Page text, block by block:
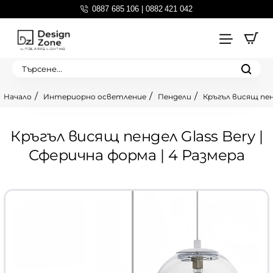
0887 685 106 | 0882 421 042
Търсене...
Кръгъл висящ пендел Glass Bery |
Сферична форма | 4 Размера
Интериорно осветление Пендели Кръгъл висящ